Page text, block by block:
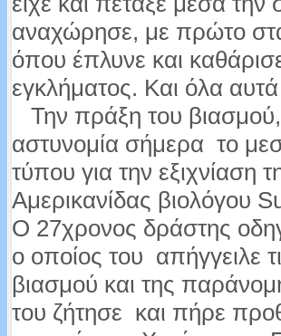
αναχώρησε, με πρώτο
όπου έπλυνε και
εγκλήματος. Και όλα
Την πράξη του
αστυνομία σήμερα το
τύπου για την
Αμερικανίδας βιολόγου
Ο 27χρονος δράστης
ο οποίος του απήγγειλε
βιασμού και της
του ζήτησε και πήρε